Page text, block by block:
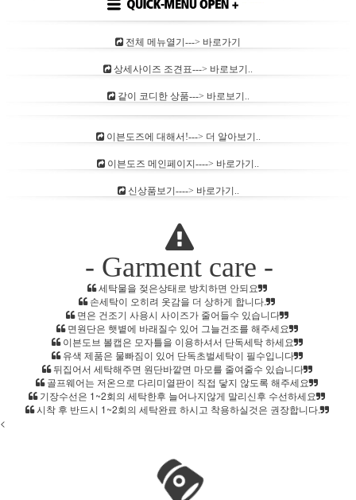
전체 메뉴열기---> 바로가기
상세사이즈 조견표---> 바로보기..
같이 코디한 상품---> 바로보기..
이븐도즈에 대해서!---> 더 알아보기..
이븐도즈 메인페이지----> 바로가기..
신상품보기----> 바로가기..
- Garment care -
세탁물을 젖은상태로 방치하면 안되요
손세탁이 오히려 옷감을 더 상하게 합니다.
면은 건조기 사용시 사이즈가 줄어들수 있습니다
면원단은 햇볕에 바래질수 있어 그늘건조를 해주세요
이븐도브 볼캡은 모자틀을 이용하셔서 단독세탁 하세요
유색 제품은 물빠짐이 있어 단독초벌세탁이 필수입니다
뒤집어서 세탁해주면 원단바깥면 마모를 줄여줄수 있습니다
골프웨어는 저온으로 다리미열판이 직접 닿지 않도록 해주세요
기장수선은 1~2회의 세탁한후 늘어나지않게 말리신후 수선하세요
시착 후 반드시 1~2회의 세탁완료 하시고 착용하실것은 권장합니다.
<